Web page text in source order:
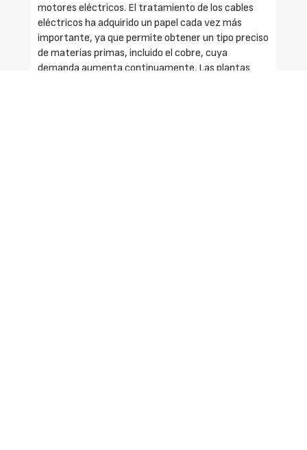
motores eléctricos. El tratamiento de los cables
eléctricos ha adquirido un papel cada vez más
importante, ya que permite obtener un tipo preciso
de materias primas, incluido el cobre, cuya
demanda aumenta continuamente. Las plantas